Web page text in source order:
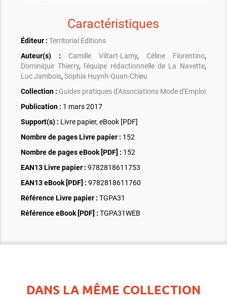
Caractéristiques
Éditeur : Territorial Editions
Auteur(s) :
Camille Viltart-Lamy, Céline Fiorentino,
Dominique Thierry, l'équipe rédactionnelle de La Navette,
Luc Jambois,Sophia Huynh-Quan-Chieu
Collection : Guides pratiques d'Associations Mode d'Emploi
Publication : 1 mars 2017
Support(s) : Livre papier, eBook [PDF]
Nombre de pages Livre papier : 152
Nombre de pages eBook [PDF] : 152
EAN13 Livre papier : 9782818611753
EAN13 eBook [PDF] : 9782818611760
Référence Livre papier : TGPA31
Référence eBook [PDF] : TGPA31WEB
DANS LA MÊME COLLECTION